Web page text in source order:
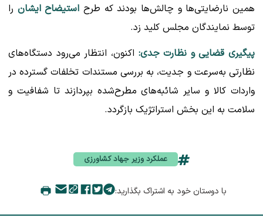
همین نارضایتی‌ها و چالش‌ها بودند که طرح استیضاح ایشان را
توسط نمایندگان مجلس کلید زد.
پیگیری قضایی و نظارت جدی: اکنون، انتظار می‌رود دستگاه‌های
نظارتی به‌سرعت و جدیت، به بررسی مستندات تخلفات گسترده در
واردات کالا و سایر شائبه‌های مطرح‌شده بپردازند تا شفافیت و
سلامت به این بخش استراتژیک بازگردد.
عملکرد وزیر جهاد کشاورزی
با دوستان خود به اشتراک بگذارید: